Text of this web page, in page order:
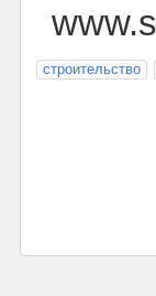
строительство